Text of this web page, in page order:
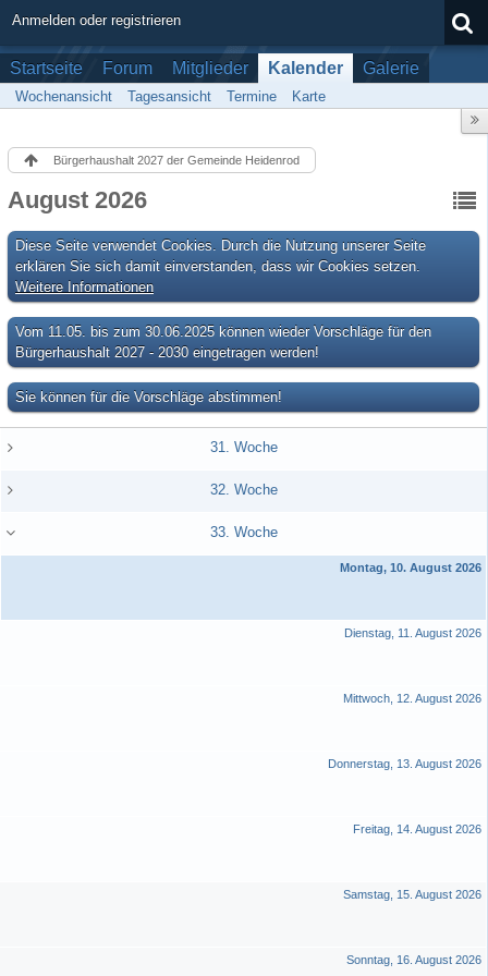
Anmelden oder registrieren
Startseite Forum Mitglieder Kalender Galerie
Wochenansicht Tagesansicht Termine Karte
Bürgerhaushalt 2027 der Gemeinde Heidenrod
August 2026
Diese Seite verwendet Cookies. Durch die Nutzung unserer Seite
erklären Sie sich damit einverstanden, dass wir Cookies setzen.
Weitere Informationen
Vom 11.05. bis zum 30.06.2025 können wieder Vorschläge für den
Bürgerhaushalt 2027 - 2030 eingetragen werden!
Sie können für die Vorschläge abstimmen!
31. Woche
32. Woche
33. Woche
Montag, 10. August 2026
Dienstag, 11. August 2026
Mittwoch, 12. August 2026
Donnerstag, 13. August 2026
Freitag, 14. August 2026
Samstag, 15. August 2026
Sonntag, 16. August 2026